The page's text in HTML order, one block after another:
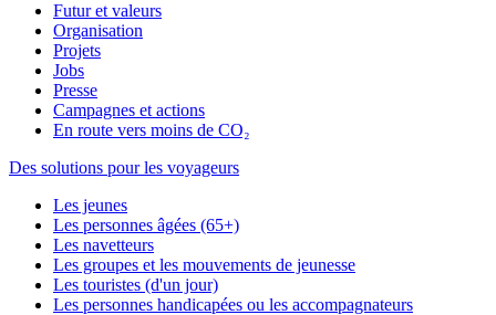
Futur et valeurs
Organisation
Projets
Jobs
Presse
Campagnes et actions
En route vers moins de CO₂
Des solutions pour les voyageurs
Les jeunes
Les personnes âgées (65+)
Les navetteurs
Les groupes et les mouvements de jeunesse
Les touristes (d'un jour)
Les personnes handicapées ou les accompagnateurs